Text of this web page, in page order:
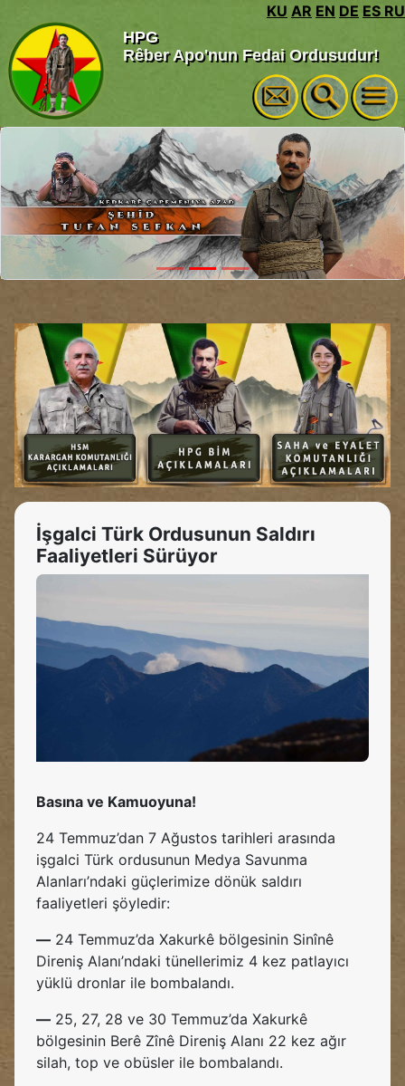
KU AR EN DE ES RU
HPG
Rêber Apo'nun Fedai Ordusudur!
İşgalci Türk Ordusunun Saldırı
Faaliyetleri Sürüyor
Basına ve Kamuoyuna!
24 Temmuz’dan 7 Ağustos tarihleri arasında
işgalci Türk ordusunun Medya Savunma
Alanları’ndaki güçlerimize dönük saldırı
faaliyetleri şöyledir:
— 24 Temmuz’da Xakurkê bölgesinin Sinînê
Direniş Alanı’ndaki tünellerimiz 4 kez patlayıcı
yüklü dronlar ile bombalandı.
— 25, 27, 28 ve 30 Temmuz’da Xakurkê
bölgesinin Berê Zînê Direniş Alanı 22 kez ağır
silah, top ve obüsler ile bombalandı.